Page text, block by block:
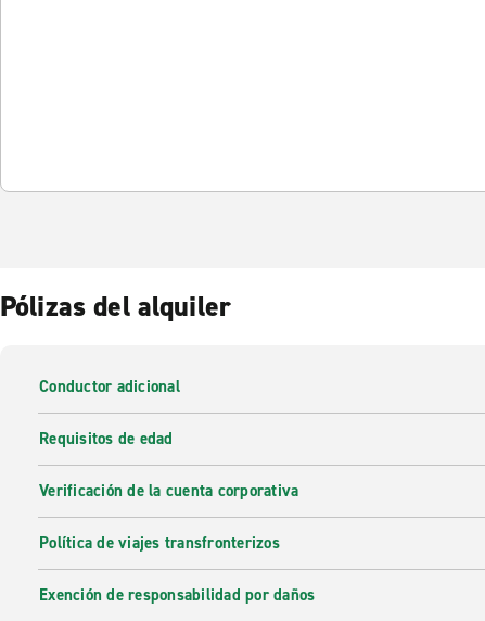
Pólizas del alquiler
Conductor adicional
Requisitos de edad
Verificación de la cuenta corporativa
Política de viajes transfronterizos
Exención de responsabilidad por daños